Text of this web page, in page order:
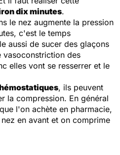
dix minutes.
le nez augmente la pression
c'est le temps
aussi de sucer des glaçons
vasoconstriction des
elles vont se resserrer et le
, ils peuvent
la compression. En général
l'on achète en pharmacie,
en avant et on comprime